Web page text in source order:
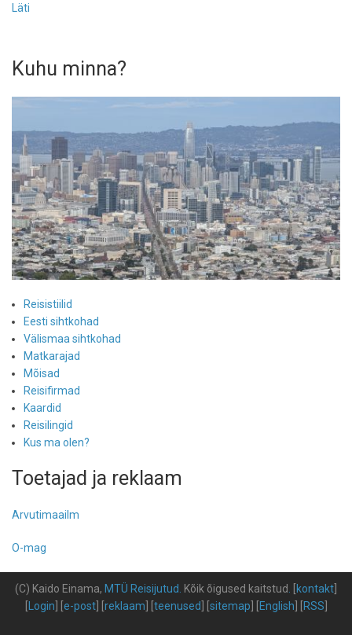
Läti
Kuhu minna?
Reisistiilid
Eesti sihtkohad
Välismaa sihtkohad
Matkarajad
Mõisad
Reisifirmad
Kaardid
Reisilingid
Kus ma olen?
Toetajad ja reklaam
Arvutimaailm
O-mag
(C) Kaido Einama, MTÜ Reisijutud Kõik õigused kaitstud kontakt
Login e-post] [ reklaam teenused sitemap English RSS